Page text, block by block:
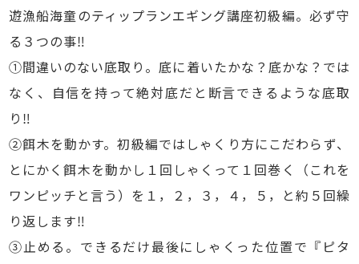
遊漁船海童のティップランエギング講座初級編。必ず守
る３つの事‼
①間違いのない底取り。底に着いたかな？底かな？では
なく、自信を持って絶対底だと断言できるような底取
り‼
②餌木を動かす。初級編ではしゃくり方にこだわらず、
とにかく餌木を動かし１回しゃくって１回巻く（これを
ワンピッチと言う）を１，２，３，４，５，と約５回繰
り返します‼
③止める。できるだけ最後にしゃくった位置で『ピタ